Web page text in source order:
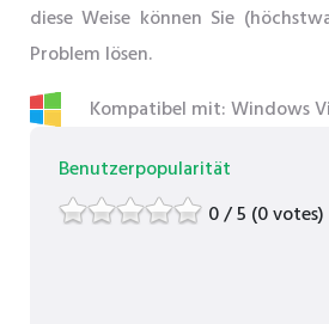
diese Weise können Sie
Problem lösen.
Kompatibel mit: Windows
Benutzerpopularität
0 / 5 (0 votes)